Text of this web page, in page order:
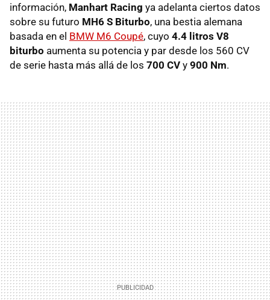
información, Manhart Racing ya adelanta ciertos datos
sobre su futuro MH6 S Biturbo, una bestia alemana
basada en el BMW M6 Coupé, cuyo 4.4 litros V8
biturbo aumenta su potencia y par desde los 560 CV
de serie hasta más allá de los 700 CV y 900 Nm.